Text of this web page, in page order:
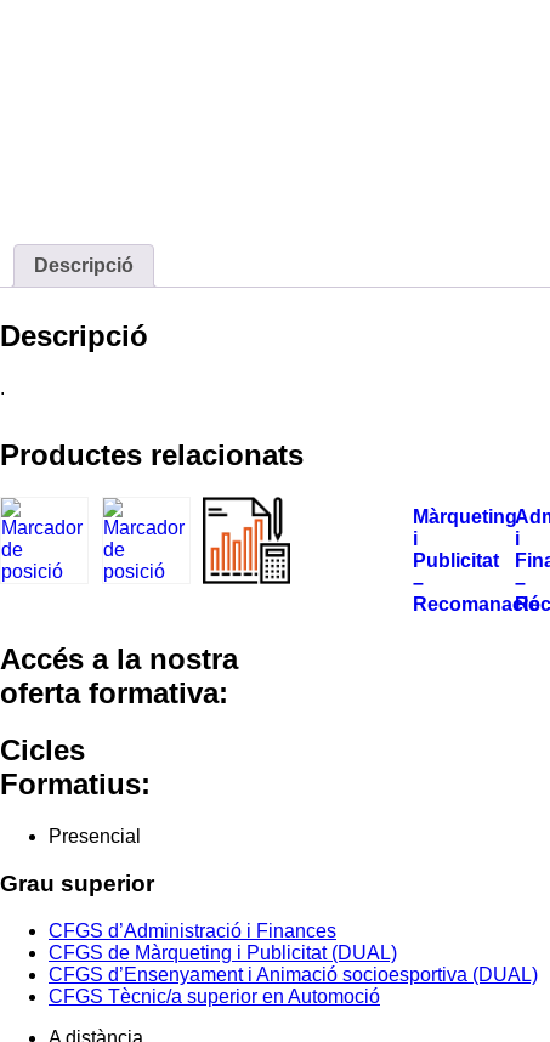
Descripció
Descripció
.
Productes relacionats
Màrqueting
i
Publicitat
–
Recomanació
i
–
Accés a la nostra
oferta formativa:
Cicles
Formatius:
Presencial
Grau superior
CFGS d’Administració i Finances
CFGS de Màrqueting i Publicitat (DUAL)
CFGS d’Ensenyament i Animació socioesportiva (DUAL)
CFGS Tècnic/a superior en Automoció
A distància